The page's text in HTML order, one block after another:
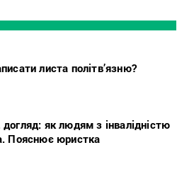
листа політв’язню?
як людям з інвалідністю
Пояснює юристка